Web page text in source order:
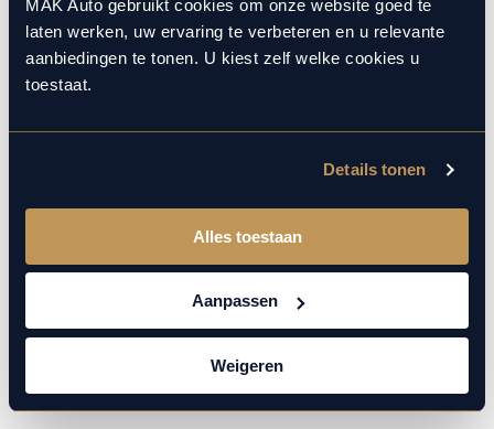
MAK Auto gebruikt cookies om onze website goed te
laten werken, uw ervaring te verbeteren en u relevante
aanbiedingen te tonen. U kiest zelf welke cookies u
toestaat.
Details tonen
Alles toestaan
Aanpassen
Weigeren
verzorgen het onderhoud op hetzelfde niveau als een
merkdealer, met behoud van de fabrieksgarantie. Kom
gerust langs in onze werkplaats voor een APK of een
Hoe weet ik welk onderhoud mijn
auto nodig heeft en wanneer?
Is vervangend vervoer mogelijk?